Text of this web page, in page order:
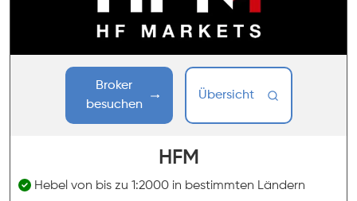
Broker
besuchen
Übersicht
HFM
Hebel von bis zu 1:2000 in bestimmten Ländern